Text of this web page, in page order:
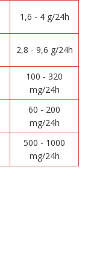
1,6 - 4 g/24h
2,8 - 9,6 g/24h
100 - 320
mg/24h
60 - 200
mg/24h
500 - 1000
mg/24h